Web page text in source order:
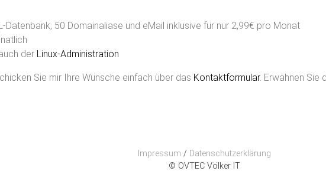
Datenbank, 50 Domainaliase und eMail inklusive für nur 2,99€ pro Monat
der Linux-Administration
Sie mir Ihre Wünsche einfach über das Kontaktformular. Erwähnen Sie
Impressum / Datenschutzerklärung
© OVTEC Völker IT